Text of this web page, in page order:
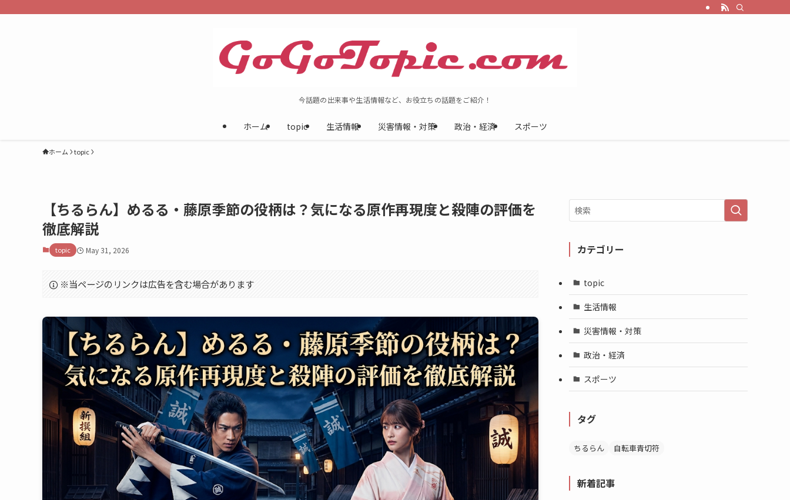
今話題の出来事や生活情報など、お役立ちの話題をご紹介！
ホーム topic 生活情報 災害情報・対策 政治・経済 スポーツ
ホーム topic
【ちるらん】めるる・藤原季節の役柄は？気になる原作再現度と殺陣の評価を
徹底解説
topic May 31, 2026
※当ページのリンクは広告を含む場合があります
カテゴリー
topic
生活情報
災害情報・対策
政治・経済
スポーツ
タグ
ちるらん 自転車青切符
新着記事